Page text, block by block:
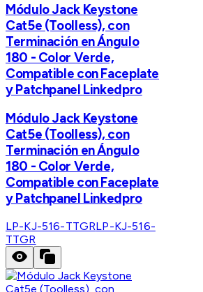
Módulo Jack Keystone
Cat5e (Toolless), con
Terminación en Ángulo
180 - Color Verde,
Compatible con Faceplate
y Patchpanel Linkedpro
Módulo Jack Keystone
Cat5e (Toolless), con
Terminación en Ángulo
180 - Color Verde,
Compatible con Faceplate
y Patchpanel Linkedpro
LP-KJ-516-TTGRLP-KJ-516-
TTGR